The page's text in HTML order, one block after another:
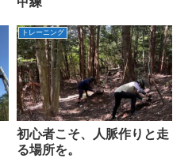
トレーニング
初心者こそ、人脈作りと走
る場所を。